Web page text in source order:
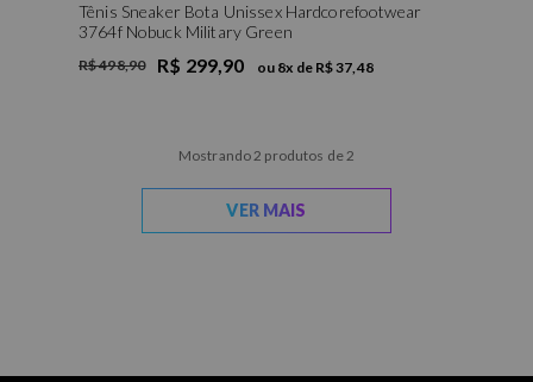
Tênis Sneaker Bota Unissex Hardcorefootwear
3764f Nobuck Military Green
R$ 498,90 R$ 299,90 ou 8x de R$ 37,48
Mostrando 2 produtos de 2
VER MAIS